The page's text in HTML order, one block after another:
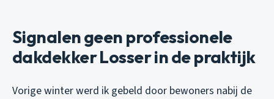
Signalen geen professionele
dakdekker Losser in de praktijk
Vorige winter werd ik gebeld door bewoners nabij de